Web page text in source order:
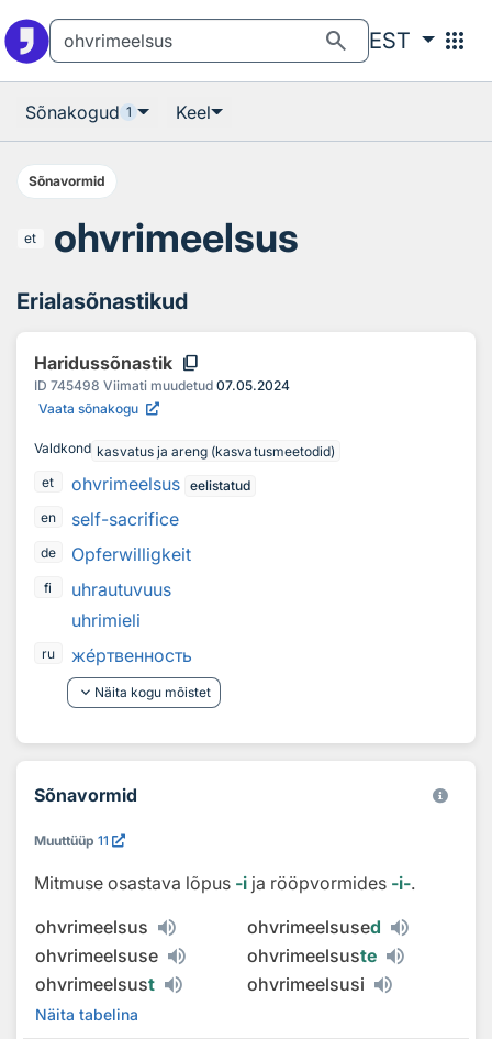
search EST apps
Sõnakogud 1 Keel
Sõnavormid
et ohvrimeelsus
Erialasõnastikud
Haridussõnastik content_copy
ID 745498 Viimati muudetud 07.05.2024
Vaata sõnakogu
Valdkond kasvatus ja areng (kasvatusmeetodid)
et
ohvrimeelsus eelistatud
en
self-sacrifice
de Opferwilligkeit
fi
uhrautuvuus
uhrimieli
ru жертвенность
keyboard_arrow_down Näita kogu mõistet
Sõnavormid
Muuttüüp 11
Mitmuse osastava lõpus ‑i ja rööpvormides ‑i‑.
ohvrimeelsus
ohvrimeelsused
ohvrimeelsuse
ohvrimeelsuste
ohvrimeelsust ohvrimeelsusi
Näita tabelina